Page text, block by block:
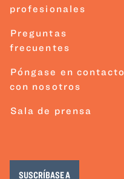
profesionales
Preguntas
frecuentes
Póngase en contacto
con nosotros
Sala de prensa
SUSCRÍBASE A